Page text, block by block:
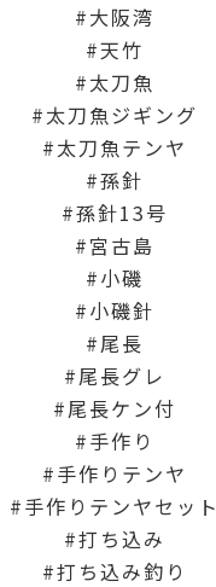
大阪湾
天竹
太刀魚
太刀魚ジギング
太刀魚テンヤ
孫針
孫針13号
宮古島
小磯
小磯針
尾長
尾長グレ
尾長ケン付
手作り
手作りテンヤ
手作りテンヤセット
打ち込み
打ち込み釣り